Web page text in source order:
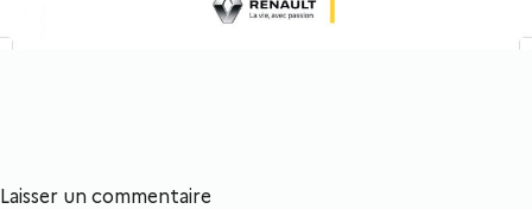
Laisser un commentaire